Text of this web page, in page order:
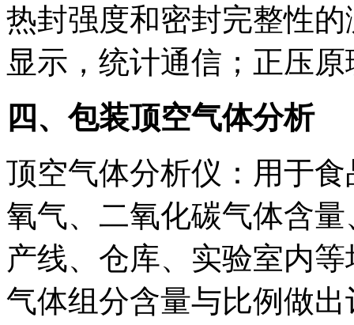
热封强度和密封完整性
显示，统计通信；正压原
四、包装顶空气体分析
顶空气体分析仪：用于
氧气、二氧化碳气体含
产线、仓库、实验室内
气体组分含量与比例做